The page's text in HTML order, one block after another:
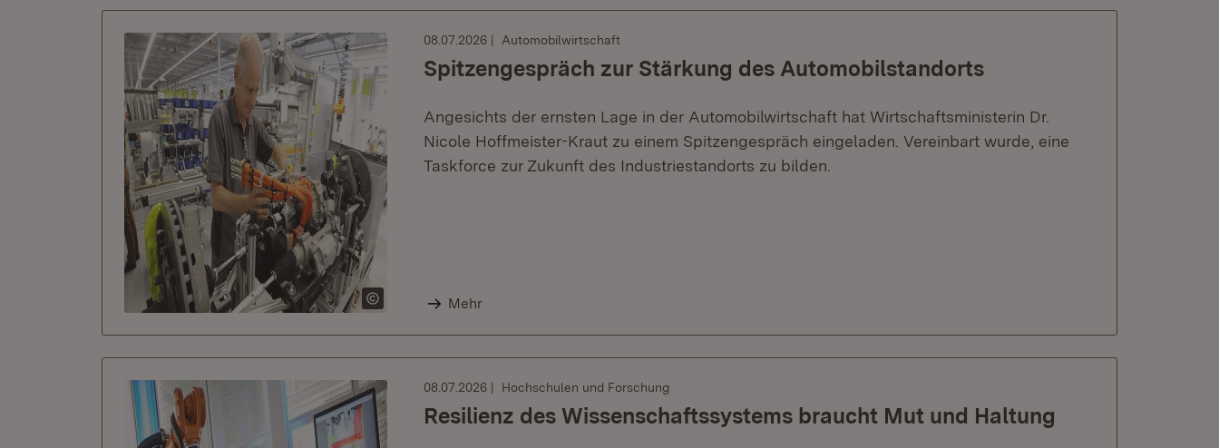
08.07.2026 Automobilwirtschaft
Spitzengespräch zur Stärkung des Automobilstandorts
Angesichts der ernsten Lage in der Automobilwirtschaft hat Wirtschaftsministerin Dr.
Nicole Hoffmeister-Kraut zu einem Spitzengespräch eingeladen. Vereinbart wurde, eine
Taskforce zur Zukunft des Industriestandorts zu bilden.
Mehr
08.07.2026 Hochschulen und Forschung
Resilienz des Wissenschaftssystems braucht Mut und Haltung